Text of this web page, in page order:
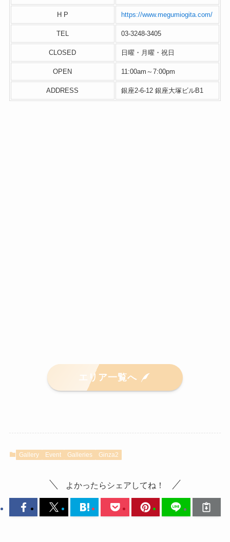
H P https://www.megumiogita.com/
TEL 03-3248-3405
CLOSED 日曜・月曜・祝日
OPEN 11:00am～7:00pm
ADDRESS 銀座2-6-12 銀座大塚ビルB1
エリア一覧へ
Gallery Event Galleries Ginza2
よかったらシェアしてね！